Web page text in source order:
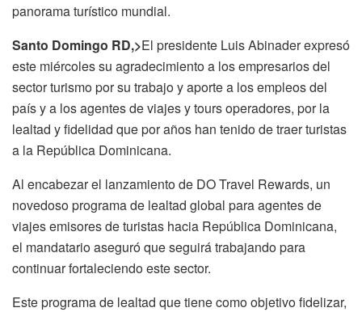
panorama turístico mundial.
Santo Domingo RD,>El presidente Luis Abinader expresó
este miércoles su agradecimiento a los empresarios del
sector turismo por su trabajo y aporte a los empleos del
país y a los agentes de viajes y tours operadores, por la
lealtad y fidelidad que por años han tenido de traer turistas
a la República Dominicana.
Al encabezar el lanzamiento de DO Travel Rewards, un
novedoso programa de lealtad global para agentes de
viajes emisores de turistas hacia República Dominicana,
el mandatario aseguró que seguirá trabajando para
continuar fortaleciendo este sector.
Este programa de lealtad que tiene como objetivo fidelizar,